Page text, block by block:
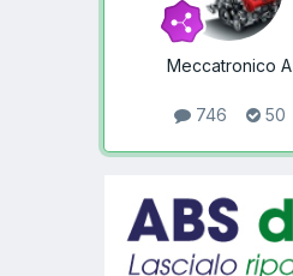
Meccatronico A
746 50